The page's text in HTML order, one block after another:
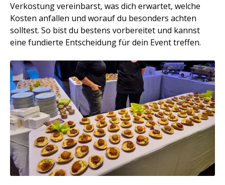
Verkostung vereinbarst, was dich erwartet, welche
Kosten anfallen und worauf du besonders achten
solltest. So bist du bestens vorbereitet und kannst
eine fundierte Entscheidung für dein Event treffen.